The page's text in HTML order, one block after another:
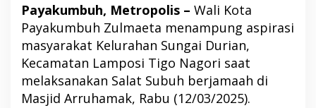
Payakumbuh, Metropolis – Wali Kota
Payakumbuh Zulmaeta menampung aspirasi
masyarakat Kelurahan Sungai Durian,
Kecamatan Lamposi Tigo Nagori saat
melaksanakan Salat Subuh berjamaah di
Masjid Arruhamak, Rabu (12/03/2025).